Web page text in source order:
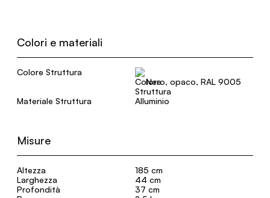
Colori e materiali
Colore Struttura
Nero, opaco, RAL 9005
Materiale Struttura
Alluminio
Misure
Altezza
185 cm
Larghezza
44 cm
Profondità
37 cm